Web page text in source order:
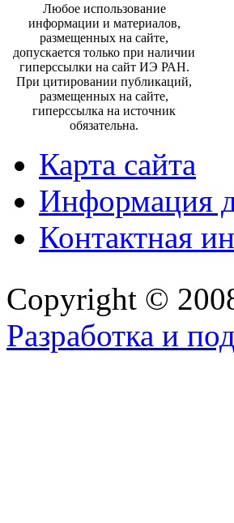
Любое использование
информации и материалов,
размещенных на сайте,
допускается только при наличии
гиперссылки на сайт ИЭ РАН.
При цитировании публикаций,
размещенных на сайте,
гиперссылка на источник
обязательна.
Карта сайта
Информация
Контактная
Copyright ©
Разработка и